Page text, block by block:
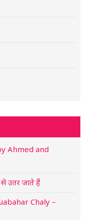
Ahmed and
उतर जाते हैं
Chaly –